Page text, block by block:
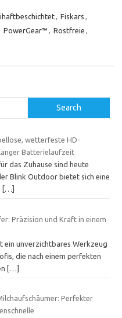
, Fiskars ,
PowerGear™ , Rostfreie ,
Search
wetterfeste HD-
Batterielaufzeit
das Zuhause sind heute
Blink Outdoor bietet sich eine
[…]
Präzision und Kraft in einem
ein unverzichtbares Werkzeug
die nach einem perfekten
[…]
Perfekter